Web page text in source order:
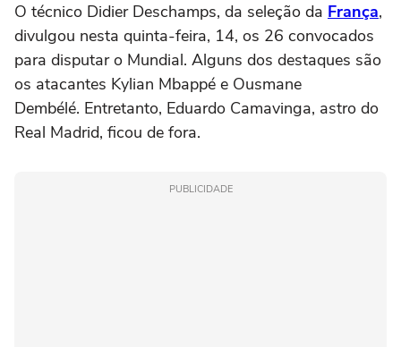
O técnico Didier Deschamps, da seleção da França,
divulgou nesta quinta-feira, 14, os 26 convocados
para disputar o Mundial. Alguns dos destaques são
os atacantes Kylian Mbappé e Ousmane
Dembélé. Entretanto, Eduardo Camavinga, astro do
Real Madrid, ficou de fora.
PUBLICIDADE